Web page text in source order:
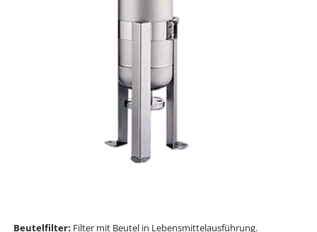
Beutelfilter: Filter mit Beutel in Lebensmittelausführung.